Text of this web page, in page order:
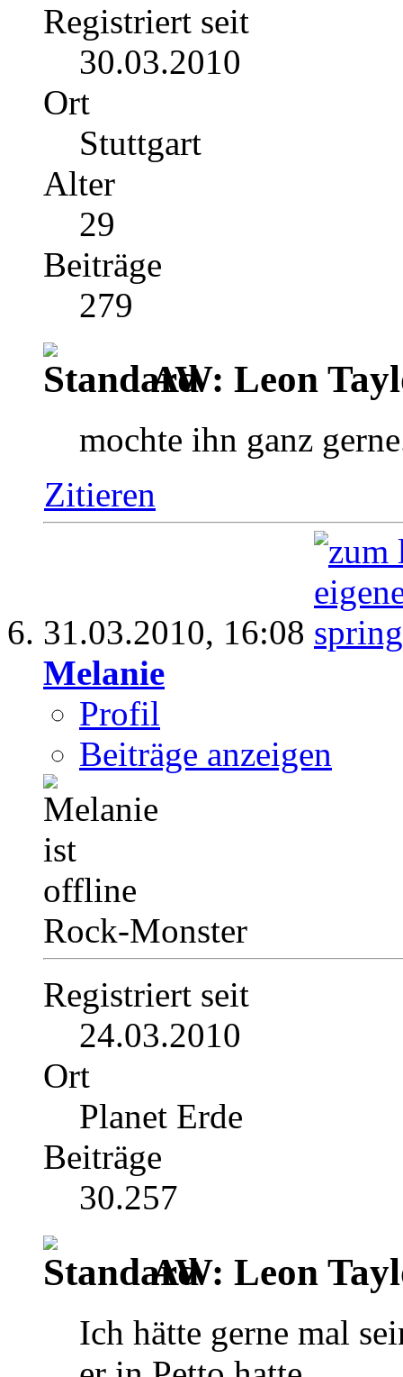
Registriert seit
30.03.2010
Ort
Stuttgart
Alter
29
Beiträge
279
AW: Leon
mochte ihn ganz
Zitieren
31.03.2010, 16:08
Melanie
Profil
Beiträge anzeigen
Rock-Monster
Registriert seit
24.03.2010
Ort
Planet Erde
Beiträge
30.257
AW: Leon
Ich hätte gerne mal